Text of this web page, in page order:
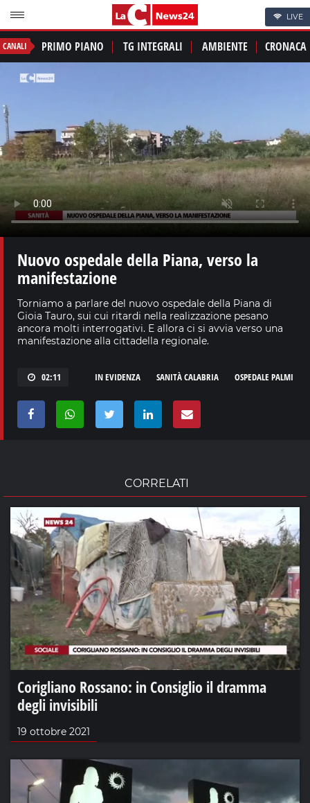
LIVE
CANALI PRIMO PIANO TG INTEGRALI AMBIENTE CRONACA
Nuovo ospedale della Piana, verso la
manifestazione
Torniamo a parlare del nuovo ospedale della Piana di
Gioia Tauro, sui cui ritardi nella realizzazione pesano
ancora molti interrogativi. E allora ci si avvia verso una
manifestazione alla cittadella regionale.
02:11 OSPEDALE PALMI
SANITÀ CALABRIA
IN EVIDENZA
CORRELATI
Corigliano Rossano: in Consiglio il dramma
degli invisibili
19 ottobre 2021